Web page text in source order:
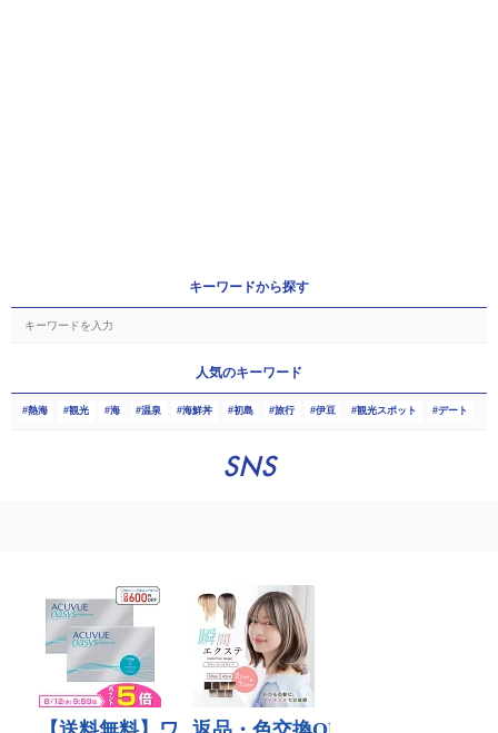
キーワードから探す
人気のキーワード
熱海 観光 海 温泉 海鮮丼 初島 旅行 伊豆 観光スポット デート
SNS